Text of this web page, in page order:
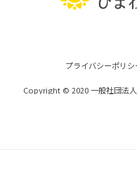
プライバシーポリシ
Copyright © 2020 一般社団法